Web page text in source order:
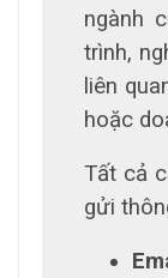
ngành
trình,
liên
hoặc
Tất cả
gửi